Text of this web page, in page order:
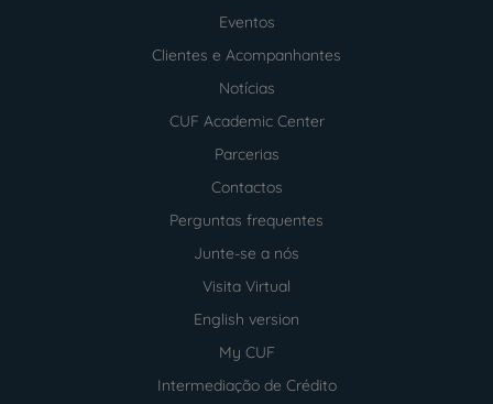
Eventos
Clientes e Acompanhantes
Notícias
CUF Academic Center
Parcerias
Contactos
Perguntas frequentes
Junte-se a nós
Visita Virtual
English version
My CUF
Intermediação de Crédito